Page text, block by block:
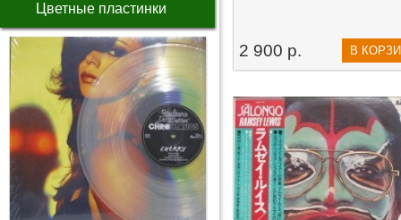
Цветные пластинки
2 900 р. В